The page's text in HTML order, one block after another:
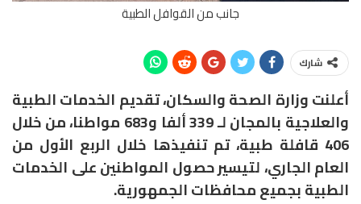
جانب من القوافل الطبية
شارك
أعلنت وزارة الصحة والسكان، تقديم الخدمات الطبية
والعلاجية بالمجان لـ 339 ألفا و683 مواطنا، من خلال
406 قافلة طبية، تم تنفيذها خلال الربع الأول من
العام الجاري، لتيسير حصول المواطنين على الخدمات
الطبية بجميع محافظات الجمهورية.